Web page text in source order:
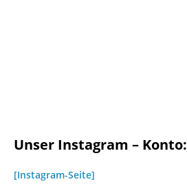
Unser Instagram – Konto:
[Instagram-Seite]